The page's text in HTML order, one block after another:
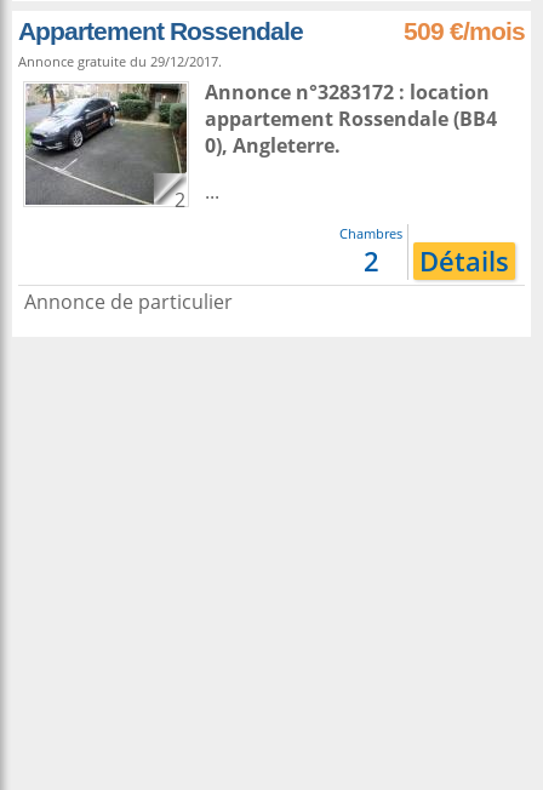
Appartement Rossendale 509 €/mois
Annonce gratuite du 29/12/2017.
2
Annonce n°3283172 : location
appartement Rossendale(BB4
0), Angleterre.
...
Chambres
2 Détails
Annonce de particulier